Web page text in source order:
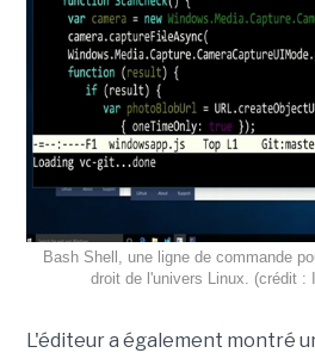
Bash Shell, une ligne de commande
droit de l'univers Linux. (crédit :
L'éditeur a également montré